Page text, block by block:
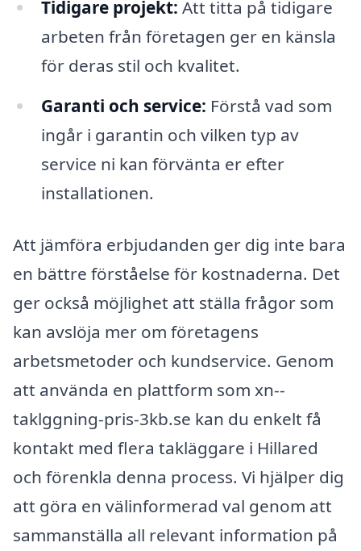
Tidigare projekt: Att titta på tidigare
arbeten från företagen ger en känsla
för deras stil och kvalitet.
Garanti och service: Förstå vad som
ingår i garantin och vilken typ av
service ni kan förvänta er efter
installationen.
Att jämföra erbjudanden ger dig inte bara
en bättre förståelse för kostnaderna. Det
ger också möjlighet att ställa frågor som
kan avslöja mer om företagens
arbetsmetoder och kundservice. Genom
att använda en plattform som xn--
taklggning-pris-3kb.se kan du enkelt få
kontakt med flera takläggare i Hillared
och förenkla denna process. Vi hjälper dig
att göra en välinformerad val genom att
sammanställa all relevant information på